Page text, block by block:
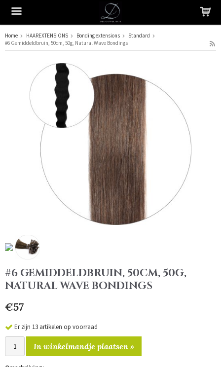
Het product is in je winkelmandje geplaatst
Home HAAREXTENSIONS Bonding extensions
Standard
#6 Gemiddeldbruin, 50cm, 50g, Natural Wave Bondings
#6 GEMIDDELDBRUIN, 50CM, 50G,
NATURAL WAVE BONDINGS
€57
Er zijn 13 artikelen op voorraad
In winkelmandje plaatsen »